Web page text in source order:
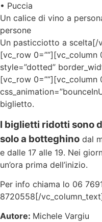
• Puccia
Un calice di vino a
persone
Un pasticciotto a scelta[/
[vc_row 0=””][vc_column
style=”dotted”
[vc_row 0=””][vc_column
biglietto.
I biglietti ridotti sono
solo a botteghino dal
e dalle 17 alle 19. Nei
un’ora prima dell’inizio.
Per info chiama lo 06
8720558[/
Autore: Michele Vargiu